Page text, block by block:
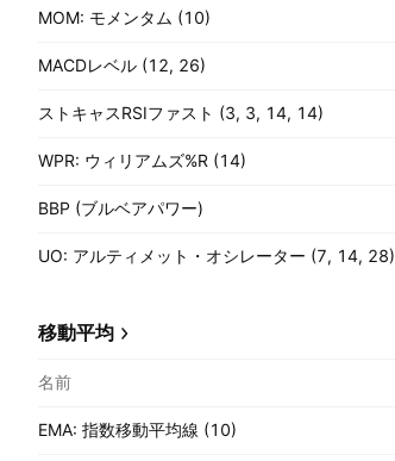
MOM: モメンタム (10)
MACDレベル (12, 26)
ストキャスRSIファスト (3, 3, 14, 14)
WPR: ウィリアムズ%R (14)
BBP (ブルベアパワー)
UO: アルティメット・オシレーター (7, 14, 28)
移動平均
名前
EMA: 指数移動平均線 (10)